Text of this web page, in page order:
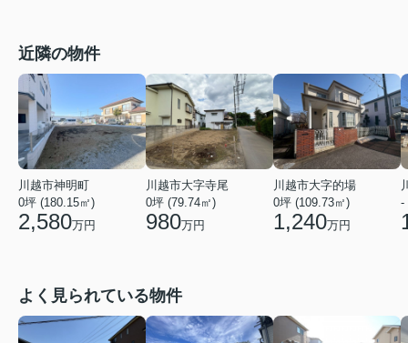
近隣の物件
川越市神明町
0坪 (180.15㎡)
2,580万円
川越市大字寺尾
0坪 (79.74㎡)
980万円
川越市大字的場
0坪 (109.73㎡)
1,240万円
-
よく見られている物件